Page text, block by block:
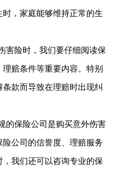
，家庭能够维持正常的生
害险时，我们要仔细阅读保
赔条件等重要内容。特别
款而导致在理赔时出现纠
的保险公司是购买意外伤害
公司的信誉度、理赔服务
我们还可以咨询专业的保